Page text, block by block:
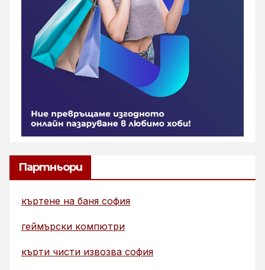
Партньори
къртене на баня софия
геймърски компютри
кърти чисти извозва софия